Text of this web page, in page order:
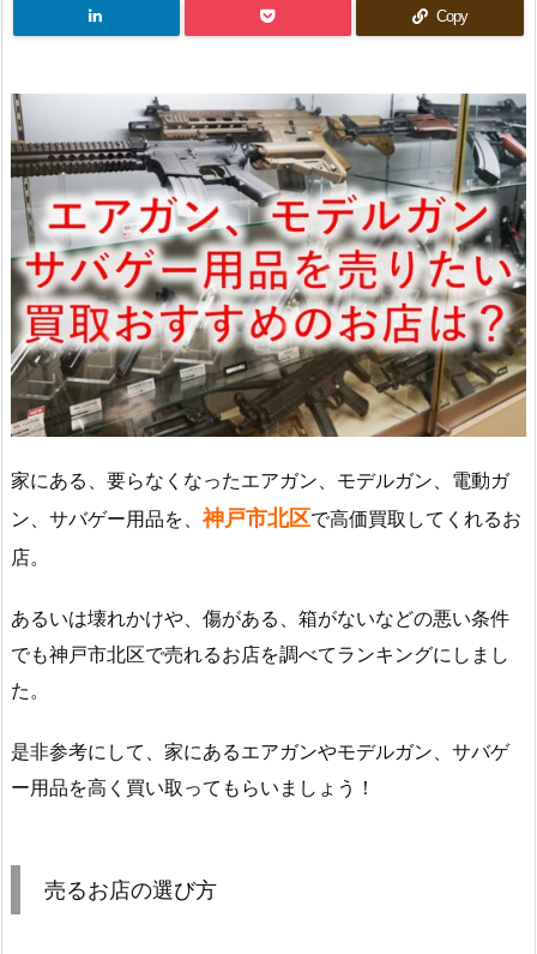
Copy
家にある、要らなくなったエアガン、モデルガン、電動ガ
ン、サバゲー用品を、 神戸市北区で高価買取してくれるお
店。
あるいは壊れかけや、傷がある、箱がないなどの悪い条件
でも神戸市北区で売れるお店を調べてランキングにしまし
た。
是非参考にして、家にあるエアガンやモデルガン、サバゲ
ー用品を高く買い取ってもらいましょう！
売るお店の選び方